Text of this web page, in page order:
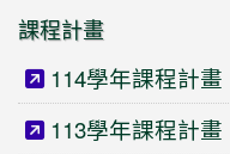
課程計畫
114學年課程計畫
113學年課程計畫